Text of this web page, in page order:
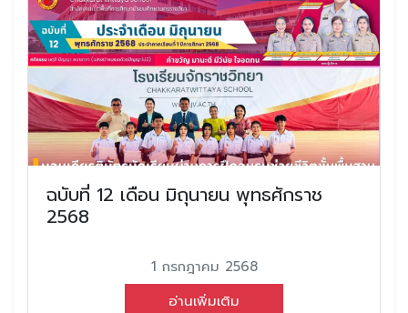
ฉบับที่ 12 เดือน มิถุนายน พุทธศักราช
2568
1 กรกฎาคม 2568
อ่านเพิ่มเติม